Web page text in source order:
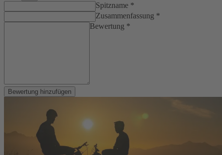
Spitzname *
Zusammenfassung *
Bewertung *
Bewertung hinzufügen